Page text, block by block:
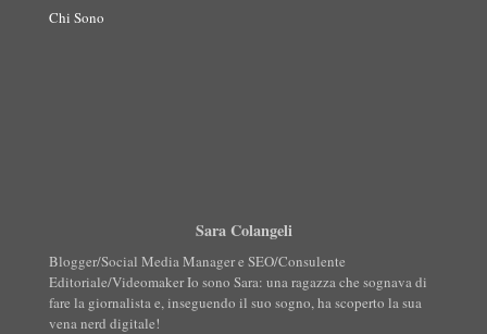
Chi Sono
Sara Colangeli
Blogger/Social Media Manager e SEO/Consulente
Editoriale/Videomaker Io sono Sara: una ragazza che sognava di
fare la giornalista e, inseguendo il suo sogno, ha scoperto la sua
vena nerd digitale!